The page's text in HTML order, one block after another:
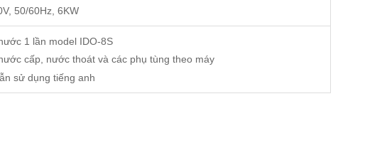
50/60Hz, 6KW
1 lần model IDO-8S
cấp, nước thoát và các phụ tùng theo máy
sử dụng tiếng anh